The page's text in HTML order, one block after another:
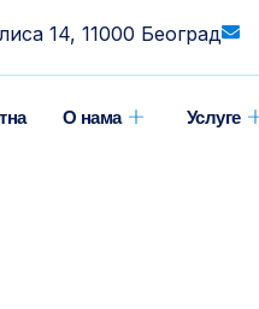
14, 11000 Београд
О нама Услуге